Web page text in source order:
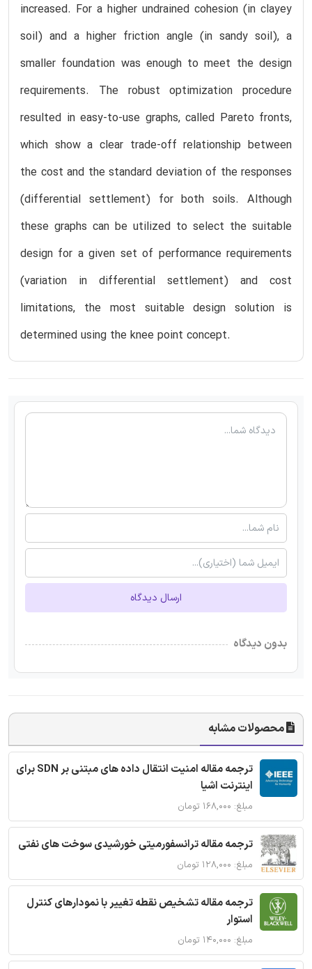
increased. For a higher undrained cohesion (in clayey
soil) and a higher friction angle (in sandy soil), a
smaller foundation was enough to meet the design
requirements. The robust optimization procedure
resulted in easy-to-use graphs, called Pareto fronts,
which show a clear trade-off relationship between
the cost and the standard deviation of the responses
(differential settlement) for both soils. Although
these graphs can be utilized to select the suitable
design for a given set of performance requirements
(variation in differential settlement) and cost
limitations, the most suitable design solution is
determined using the knee point concept.
ارسال دیدگاه
بدون دیدگاه
محصولات مشابه
ترجمه مقاله امنیت انتقال داده های مبتنی بر SDN برای
اینترنت اشیا
مبلغ: ۱۶۸,۰۰۰ تومان
ترجمه مقاله ترانسفورمیتی خورشیدی سوخت های نفتی
مبلغ: ۱۲۸,۰۰۰ تومان
ترجمه مقاله تشخیص نقطه تغییر با نمودارهای کنترل
استوار
مبلغ: ۱۴۰,۰۰۰ تومان